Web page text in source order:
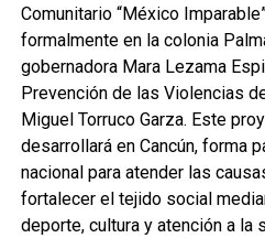
Comunitario “México
formalmente en la colonia
gobernadora Mara Lezama
Prevención de las Violencias
Miguel Torruco Garza. Este
desarrollará en Cancún, forma
nacional para atender las
fortalecer el tejido social
deporte, cultura y atención a la